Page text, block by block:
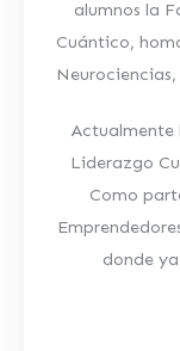
alumnos la
Cuántico,
Actualmente
Liderazgo
Como
donde